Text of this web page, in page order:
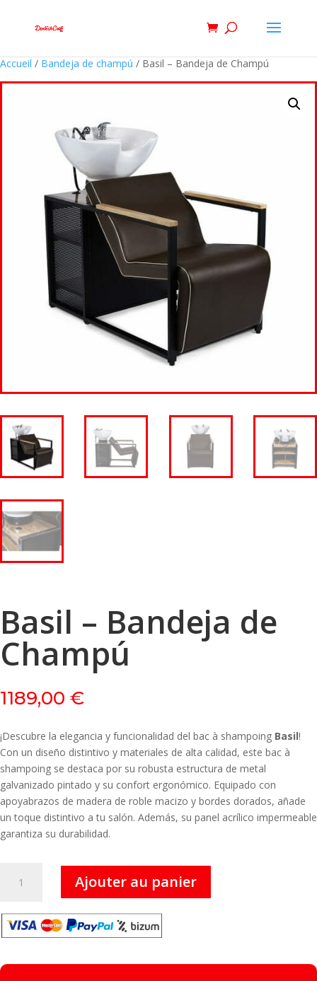
Accueil / Bandeja de champú / Basil – Bandeja de Champú
Basil – Bandeja de
Champú
1189,00 €
¡Descubre la elegancia y funcionalidad del bac à shampoing Basil!
Con un diseño distintivo y materiales de alta calidad, este bac à
shampoing se destaca por su robusta estructura de metal
galvanizado pintado y su confort ergonómico. Equipado con
apoyabrazos de madera de roble macizo y bordes dorados, añade
un toque distintivo a tu salón. Además, su panel acrílico impermeable
garantiza su durabilidad.
-
Bandeja
Champú
Ajouter au panier